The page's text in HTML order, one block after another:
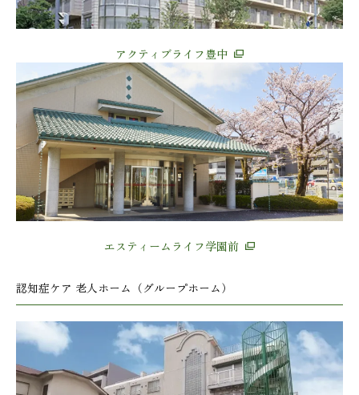
アクティブライフ豊中
エスティームライフ学園前
認知症ケア 老人ホーム（グループホーム）